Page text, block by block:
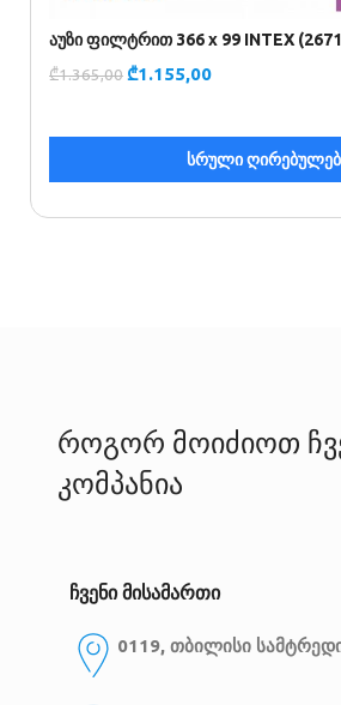
აუზი ფილტრით 366 x 99 INTEX
₾1.365,00₾1.155,00
სრული
როგორ მოიძიოთ
კომპანია
ჩვენი მისამართი
0119, თბილისი